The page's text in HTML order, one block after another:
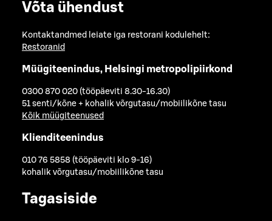
Võta ühendust
Kontaktandmed leiate iga restorani kodulehelt:
Restoranid
Müügiteenindus, Helsingi metropolipiirkond
0300 870 020 (tööpäeviti 8.30-16.30)
51 senti/kõne + kohalik võrgutasu/mobiilikõne tasu
Kõik müügiteenused
Klienditeenindus
010 76 5858 (tööpäeviti klo 9-16)
kohalik võrgutasu/mobiilikõne tasu
Tagasiside